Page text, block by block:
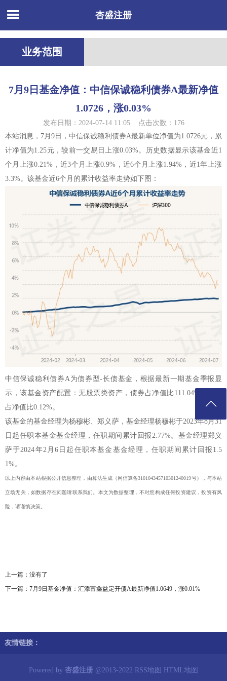
杏盛注册
业务范围
7月9日基金净值：中信保诚稳利债券A最新净值
1.0726，涨0.03%
发布日期：2024-07-14 11:05 点击次数：176
本站消息，7月9日，中信保诚稳利债券A最新单位净值为1.0726元，累
计净值为1.25元，较前一交易日上涨0.03%。历史数据显示该基金近1
个月上涨0.21%，近3个月上涨0.9%，近6个月上涨1.94%，近1年上涨
3.3%。该基金近6个月的累计收益率走势如下图：
中信保诚稳利债券A为债券型-长债基金，根据最新一期基金季报显
示，该基金资产配置：无股票类资产，债券占净值比111.04%，现金
占净值比0.12%。
该基金的基金经理为杨穆彬、郑义萨，基金经理杨穆彬于2023年8月31
日起任职本基金基金经理，任职期间累计回报2.77%。基金经理郑义
萨于2024年2月6日起任职本基金基金经理，任职期间累计回报1.5
1%。
以上内容由本站根据公开信息整理，由算法生成（网信算备310104345710301240019号），与本站
立场无关，如数据存在问题请联系我们。本文为数据整理，不对您构成任何投资建议，投资有风
险，请谨慎决策。
上一篇：没有了
下一篇： 7月9日基金净值：汇添富鑫益定开债A最新净值1.0649，涨0.01%
友情链接：
Powered by 杏盛注册 @2013-2022 RSS地图 HTML地图